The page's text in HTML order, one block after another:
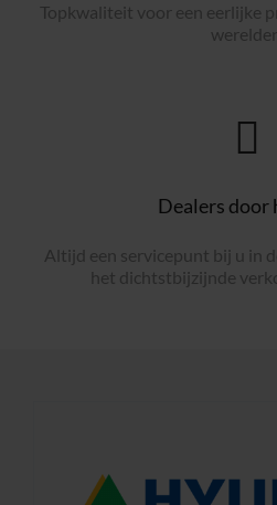
Topkwaliteit voor een eerlijke
Dealers door
Altijd een servicepunt bij u in
het dichtstbijzijnde